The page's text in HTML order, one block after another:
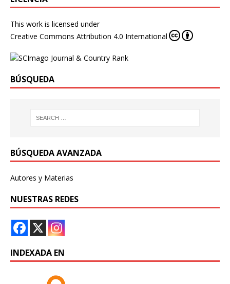
This work is licensed under
Creative Commons Attribution 4.0 International
BÚSQUEDA
BÚSQUEDA AVANZADA
Autores y Materias
NUESTRAS REDES
INDEXADA EN